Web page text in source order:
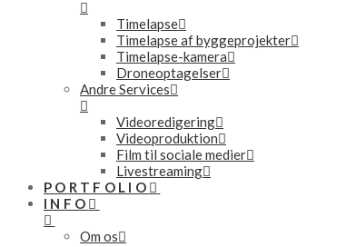
Timelapse
Timelapse af byggeprojekter
Timelapse-kamera
Droneoptagelser
Andre Services
Videoredigering
Videoproduktion
Film til sociale medier
Livestreaming
PORTFOLIO
INFO
Om os